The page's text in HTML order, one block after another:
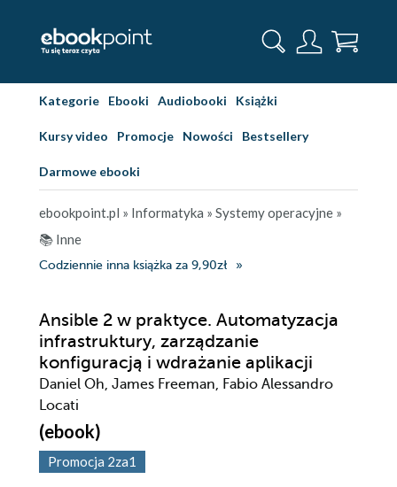
Kategorie Ebooki Audiobooki Książki
Kursy video Promocje Nowości Bestsellery
Darmowe ebooki
ebookpoint.pl » Informatyka » Systemy operacyjne »
📚 Inne
Codziennie inna książka za 9,90zł
Ansible 2 w praktyce. Automatyzacja
infrastruktury, zarządzanie
konfiguracją i wdrażanie aplikacji
Daniel Oh, James Freeman, Fabio Alessandro
Locati
(ebook)
Promocja 2za1